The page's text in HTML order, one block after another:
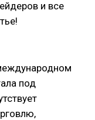
и все
под